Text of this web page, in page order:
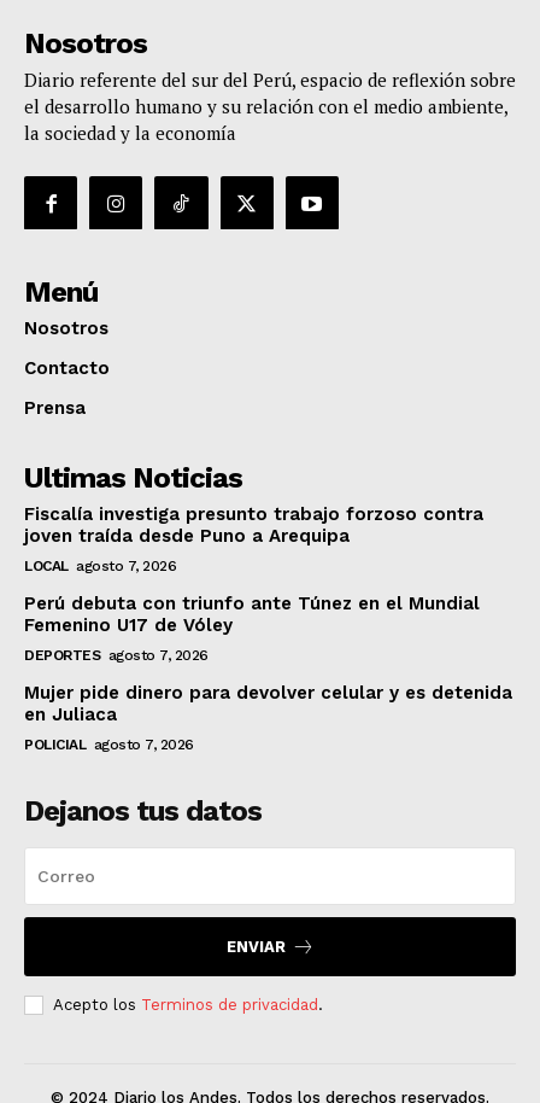
Nosotros
Diario referente del sur del Perú, espacio de reflexión sobre
el desarrollo humano y su relación con el medio ambiente,
la sociedad y la economía
Menú
Nosotros
Contacto
Prensa
Ultimas Noticias
Fiscalía investiga presunto trabajo forzoso contra
joven traída desde Puno a Arequipa
LOCAL agosto 7, 2026
Perú debuta con triunfo ante Túnez en el Mundial
Femenino U17 de Vóley
DEPORTES agosto 7, 2026
Mujer pide dinero para devolver celular y es detenida
en Juliaca
POLICIAL agosto 7, 2026
Dejanos tus datos
ENVIAR
Acepto los Terminos de privacidad .
© 2024 Diario los Andes. Todos los derechos reservados.